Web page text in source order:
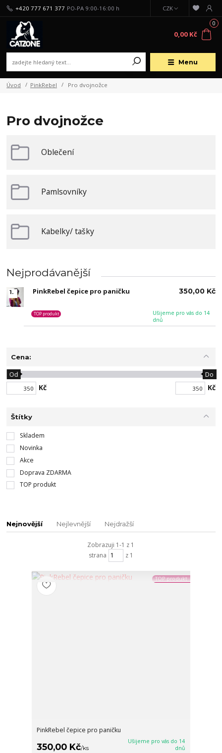
Menu
CZK
+420 777 671 377 PO-PA 9:00-16:00 h
0
0,00 Kč
Úvod PinkRebel Pro dvojnožce
Pro dvojnožce
Oblečení
Pamlsovníky
Kabelky/ tašky
Nejprodávanější
1. PinkRebel čepice pro paničku
Ušijeme pro vás do 14
dnů
TOP produkt
350,00 Kč
Cena:
Kč
Od Do
Kč
Štítky
Skladem
Novinka
Akce
Doprava ZDARMA
TOP produkt
Nejnovější Nejlevnější Nejdražší
Zobrazuji 1-1 z 1
strana
z 1
TOP produkt
PinkRebel čepice pro paničku
350,00 Kč/ks
Ušijeme pro vás do 14
dnů